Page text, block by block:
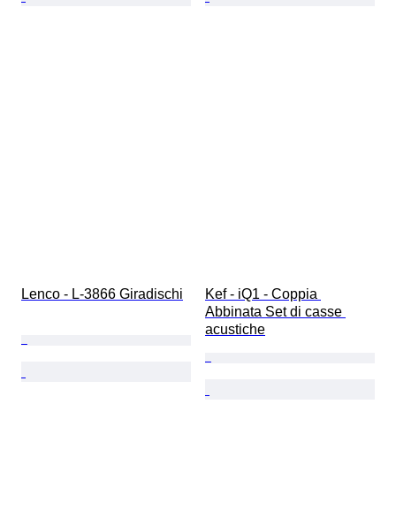
Lenco - L-3866 Giradischi
Kef - iQ1 - Coppia
Abbinata Set di casse
acustiche